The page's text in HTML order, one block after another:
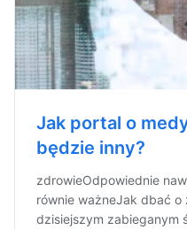
Jak portal o
będzie inny?
zdrowieOdpowiednie
równie ważneJak dbać o
dzisiejszym zabieganym